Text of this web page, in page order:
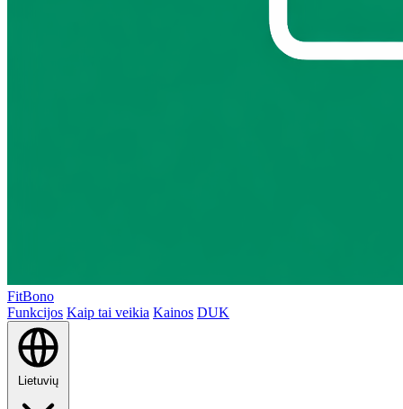
FitBono
Funkcijos Kaip tai veikia Kainos DUK
Lietuvių